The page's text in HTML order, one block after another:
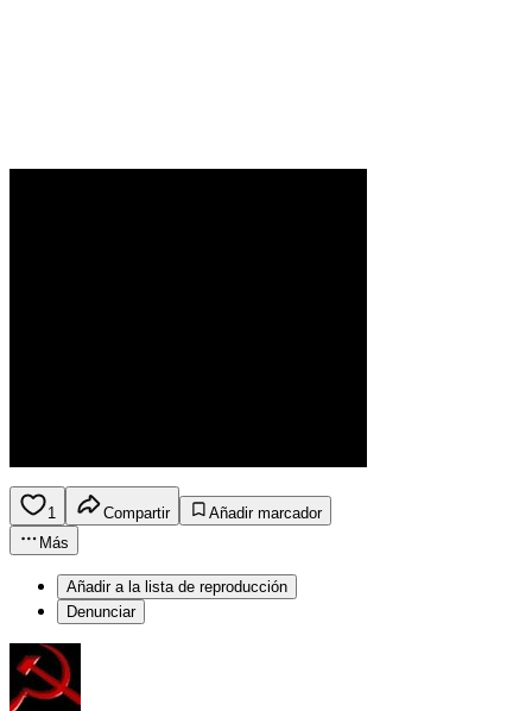
1 Compartir
Añadir marcador
Más
Añadir a la lista de reproducción
Denunciar